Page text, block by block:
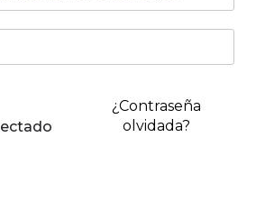
¿Contraseña
olvidada?
remediales